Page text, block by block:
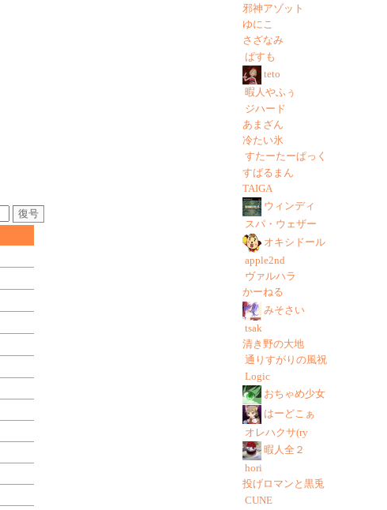
復号
邪神アゾット
ゆにこ
さざなみ
ぱすも
teto
暇人やふぅ
ジハード
あまざん
冷たい氷
すたーたーぱっく
すばるまん
TAIGA
ウィンディ
スパ・ウェザー
オキシドール
apple2nd
ヴァルハラ
かーねる
みそさい
tsak
清き野の大地
通りすがりの風祝
Logic
おちゃめ少女
はーどこぁ
オレハクサ(ry
暇人全２
hori
投げロマンと黒兎
CUNE